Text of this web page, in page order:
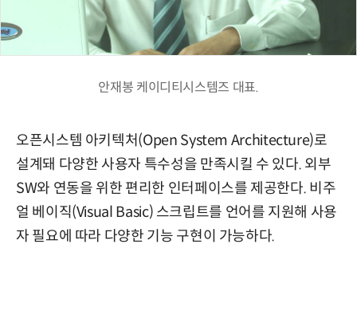
안재봉 케이디티시스템즈 대표.
오픈시스템 아키텍처(Open System Architecture)로
설계돼 다양한 사용자 특수성을 만족시킬 수 있다. 외부
SW와 연동을 위한 편리한 인터페이스를 제공한다. 비주
얼 베이직(Visual Basic) 스크립트를 언어를 지원해 사용
자 필요에 따라 다양한 기능 구현이 가능하다.